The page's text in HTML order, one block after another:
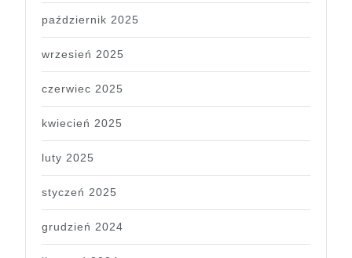
październik 2025
wrzesień 2025
czerwiec 2025
kwiecień 2025
luty 2025
styczeń 2025
grudzień 2024